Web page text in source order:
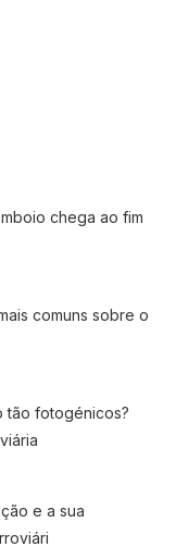
chega ao fim
comuns sobre o
tão fotogénicos?
e a sua